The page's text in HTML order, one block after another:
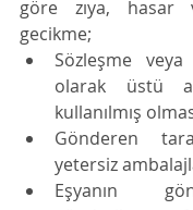
göre zıya, hasar
gecikme;
Sözleşme
olarak üstü
kullanılmış
Gönderen
yetersiz
Eşyanın